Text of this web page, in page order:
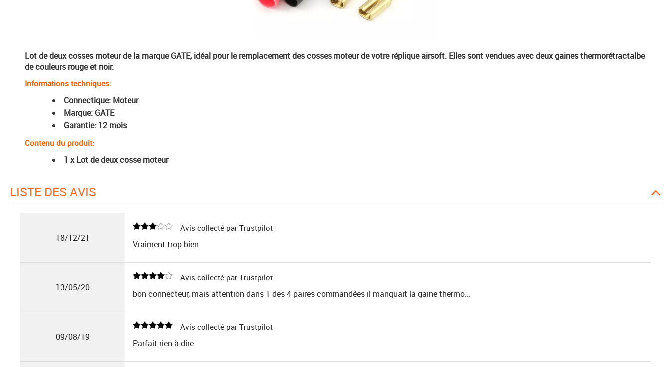
Lot de deux cosses moteur de la marque GATE, idéal pour le remplacement des cosses moteur de votre réplique airsoft. Elles sont vendues avec deux gaines thermorétractalbe
de couleurs rouge et noir.
Informations techniques:
Connectique: Moteur
Marque: GATE
Garantie: 12 mois
Contenu du produit:
1 x Lot de deux cosse moteur
LISTE DES AVIS
18/12/21
Avis collecté par Trustpilot
Vraiment trop bien
13/05/20
Avis collecté par Trustpilot
bon connecteur, mais attention dans 1 des 4 paires commandées il manquait la gaine thermo...
09/08/19
Avis collecté par Trustpilot
Parfait rien à dire